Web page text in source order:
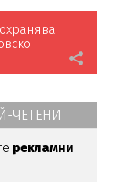
ЧЕТЕНИ
рекламни